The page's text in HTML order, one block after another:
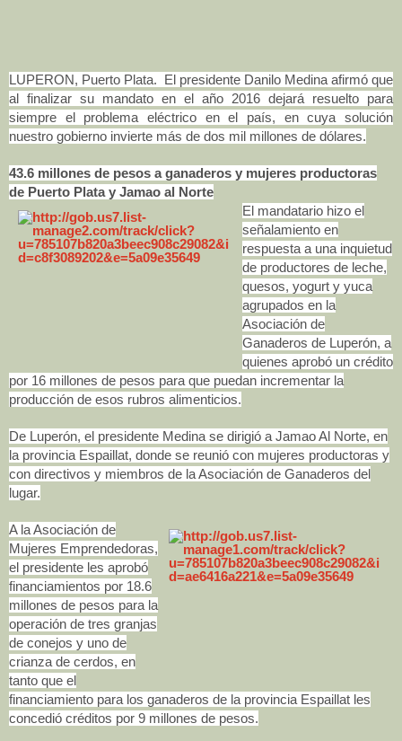
LUPERON, Puerto Plata. El presidente Danilo Medina afirmó que
al finalizar su mandato en el año 2016 dejará resuelto para
siempre el problema eléctrico en el país, en cuya solución
nuestro gobierno invierte más de dos mil millones de dólares.
43.6 millones de pesos a ganaderos y mujeres productoras
de Puerto Plata y Jamao al Norte
El mandatario hizo el
señalamiento en
respuesta a una inquietud
de productores de leche,
quesos, yogurt y yuca
agrupados en la
Asociación de
Ganaderos de Luperón, a
quienes aprobó un crédito
por 16 millones de pesos para que puedan incrementar la
producción de esos rubros alimenticios.
De Luperón, el presidente Medina se dirigió a Jamao Al Norte, en
la provincia Espaillat, donde se reunió con mujeres productoras y
con directivos y miembros de la Asociación de Ganaderos del
lugar.
A la Asociación de
Mujeres Emprendedoras,
el presidente les aprobó
financiamientos por 18.6
millones de pesos para la
operación de tres granjas
de conejos y uno de
crianza de cerdos, en
tanto que el
financiamiento para los ganaderos de la provincia Espaillat les
concedió créditos por 9 millones de pesos.